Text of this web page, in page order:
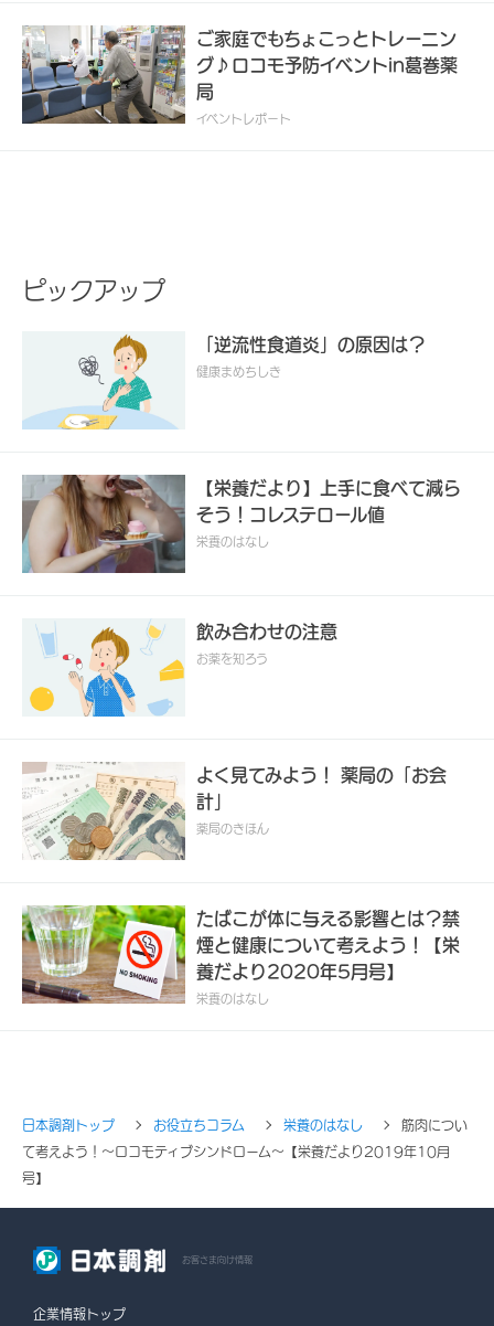
ご家庭でもちょこっとトレーニン
グ♪ロコモ予防イベントin葛巻薬
局
イベントレポート
ピックアップ
「逆流性食道炎」の原因は？
健康まめちしき
【栄養だより】上手に食べて減ら
そう！コレステロール値
栄養のはなし
飲み合わせの注意
お薬を知ろう
よく見てみよう！ 薬局の「お会
計」
薬局のきほん
たばこが体に与える影響とは？禁
煙と健康について考えよう！【栄
養だより2020年5月号】
栄養のはなし
日本調剤トップ お役立ちコラム 栄養のはなし
筋肉につい
て考えよう！～ロコモティブシンドローム～【栄養だより2019年10月
号】
お客さま向け情報
企業情報トップ